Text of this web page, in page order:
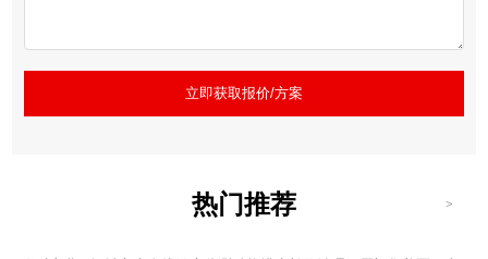
立即获取报价/方案
热门推荐 >